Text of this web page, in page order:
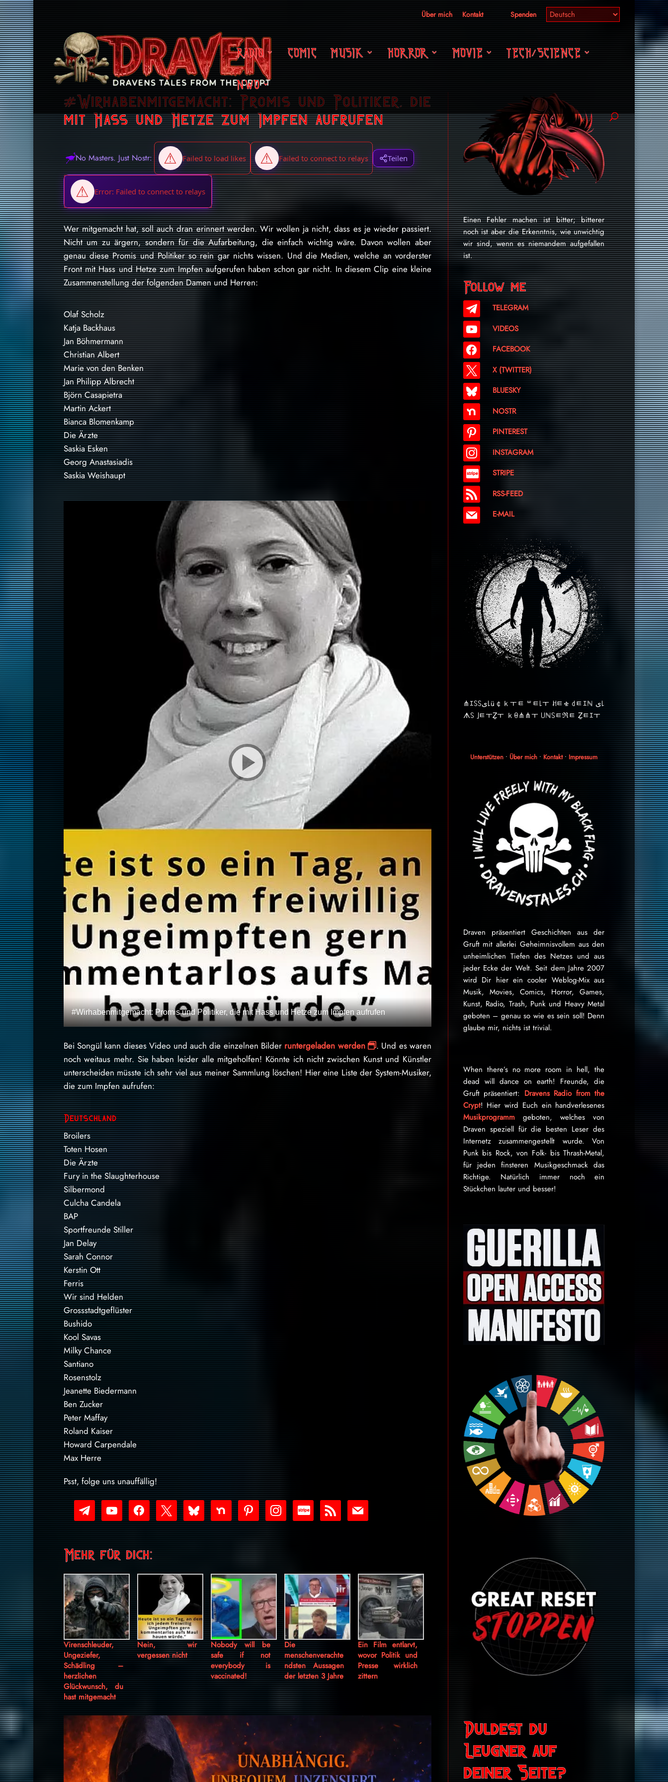
Über mich Kontakt Spenden
RADIO COMIC MUSIK HORROR MOVIE TECH/SCIENCE
NWO
#Wirhabenmitgemacht: Promis und Politiker, die
mit Hass und Hetze zum Impfen aufrufen
No Masters. Just Nostr: Teilen
Wer mitgemacht hat, soll auch dran erinnert werden. Wir wollen ja nicht, dass es je wieder passiert.
Nicht um zu ärgern, sondern für die Aufarbeitung, die einfach wichtig wäre. Davon wollen aber
genau diese Promis und Politiker so rein gar nichts wissen. Und die Medien, welche an vorderster
Front mit Hass und Hetze zum Impfen aufgerufen haben schon gar nicht. In diesem Clip eine kleine
Zusammenstellung der folgenden Damen und Herren:
Olaf Scholz
Katja Backhaus
Jan Böhmermann
Christian Albert
Marie von den Benken
Jan Philipp Albrecht
Björn Casapietra
Martin Ackert
Bianca Blomenkamp
Die Ärzte
Saskia Esken
Georg Anastasiadis
Saskia Weishaupt
#Wirhabenmitgemacht: Promis und Politiker, die mit Hass und Hetze zum Impfen aufrufen
Bei Songül kann dieses Video und auch die einzelnen Bilder runtergeladen werden
. Und es waren
noch weitaus mehr. Sie haben leider alle mitgeholfen! Könnte ich nicht zwischen Kunst und Künstler
unterscheiden müsste ich sehr viel aus meiner Sammlung löschen! Hier eine Liste der System-Musiker,
die zum Impfen aufrufen:
Deutschland
Broilers
Toten Hosen
Die Ärzte
Fury in the Slaughterhouse
Silbermond
Culcha Candela
BAP
Sportfreunde Stiller
Jan Delay
Sarah Connor
Kerstin Ott
Ferris
Wir sind Helden
Grossstadtgeflüster
Bushido
Kool Savas
Milky Chance
Santiano
Rosenstolz
Jeanette Biedermann
Ben Zucker
Peter Maffay
Roland Kaiser
Howard Carpendale
Max Herre
Psst, folge uns unauffällig!
telegramyoutube-
play
facebookx blueskynextdoorpinterestinstagramcc-
stripe
rss mail
Mehr für dich:
Virenschleuder,
Ungeziefer,
Schädling –
herzlichen
Glückwunsch, du
hast mitgemacht
Nein, wir
vergessen nicht
Nobody will be
safe if not
everybody is
vaccinated!
Die
menschenverachte
ndsten Aussagen
der letzten 3 Jahre
Ein Film entlarvt,
wovor Politik und
Presse wirklich
zittern
Einen Fehler machen ist bitter; bitterer
noch ist aber die Erkenntnis, wie unwichtig
wir sind, wenn es niemandem aufgefallen
ist.
Follow me
TELEGRAM
VIDEOS
FACEBOOK
X (TWITTER)
BLUESKY
NOSTR
PINTEREST
INSTAGRAM
STRIPE
RSS-FEED
E-MAIL
⋔ｴ꒚꒚ﻯ꒒ü￠ｋￓﾼ ꒳ﾼ꒒ￓ ꎧﾼቄ ꒯ﾼｴℕ ﻯ꒒
ᗑ꒚ ｣ﾼￓẔￓ ｋꑙ⋔⋔ￓ ꒤ℕ꒚ﾼℜﾼ Ẕﾼｴￓ
Unterstützen• Über mich• Kontakt• Impressum
Draven präsentiert Geschichten aus der
Gruft mit allerlei Geheimnisvollem aus den
unheimlichen Tiefen des Netzes und aus
jeder Ecke der Welt. Seit dem Jahre 2007
wird Dir hier ein cooler Weblog-Mix aus
Musik, Movies, Comics, Horror, Games,
Kunst, Radio, Trash, Punk und Heavy Metal
geboten – genau so wie es sein soll! Denn
glaube mir, nichts ist trivial.
When there’s no more room in hell, the
dead will dance on earth! Freunde, die
Gruft präsentiert: Dravens Radio from the
Crypt! Hier wird Euch ein handverlesenes
Musikprogrammgeboten, welches von
Draven speziell für die besten Leser des
Internetz zu­sammen­ge­stellt wurde. Von
Punk bis Rock, von Folk- bis Thrash-Metal,
für je­den finsteren Mu­sik­ge­schmack das
Rich­tige. Natürlich immer noch ein
Stückchen lauter und besser!
Duldest du
Leugner auf
deiner Seite?